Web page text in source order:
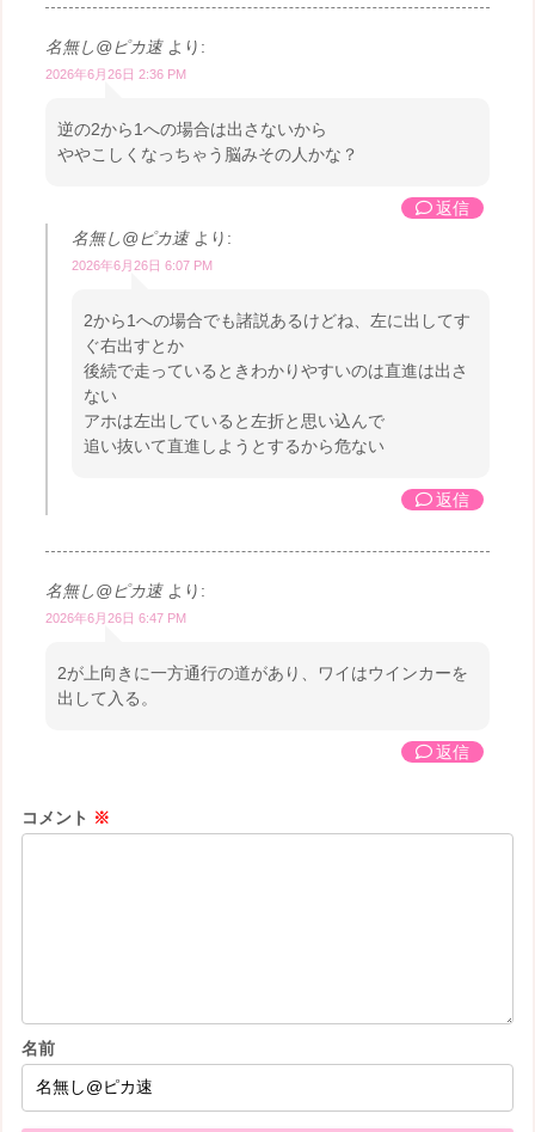
名無し@ピカ速 より:
2026年6月26日 2:36 PM
逆の2から1への場合は出さないから
ややこしくなっちゃう脳みその人かな？
返信
名無し@ピカ速 より:
2026年6月26日 6:07 PM
2から1への場合でも諸説あるけどね、左に出してす
ぐ右出すとか
後続で走っているときわかりやすいのは直進は出さ
ない
アホは左出していると左折と思い込んで
追い抜いて直進しようとするから危ない
返信
名無し@ピカ速 より:
2026年6月26日 6:47 PM
2が上向きに一方通行の道があり、ワイはウインカーを
出して入る。
返信
コメント ※
名前